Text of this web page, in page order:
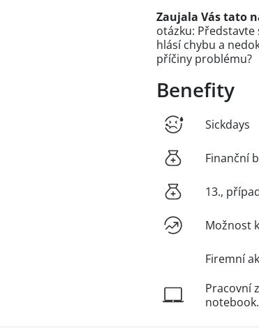
Zaujala Vás tato
otázku:
hlásí chybu a
příčiny problému?
Benefity
Sickdays
Finanční
13.,
Možnost
Firemní
Pracovní